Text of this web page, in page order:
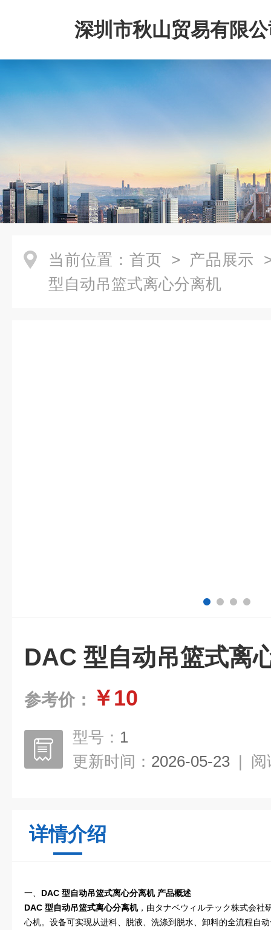
深圳市秋山贸易有限
当前位置： 首页 > 产品展示
型自动吊篮式离心分离机
DAC 型自动吊篮式离
参考价： ￥10
型号： 1
更新时间： 2026-05-23 | 阅
详情介绍
一、 DAC 型自动吊篮式离心分离机 产品概述
DAC 型自动吊篮式离心分离机，由タナベウィルテック株式会社
心机。设备可实现从进料、脱液、洗涤到脱水、卸料的全流程自